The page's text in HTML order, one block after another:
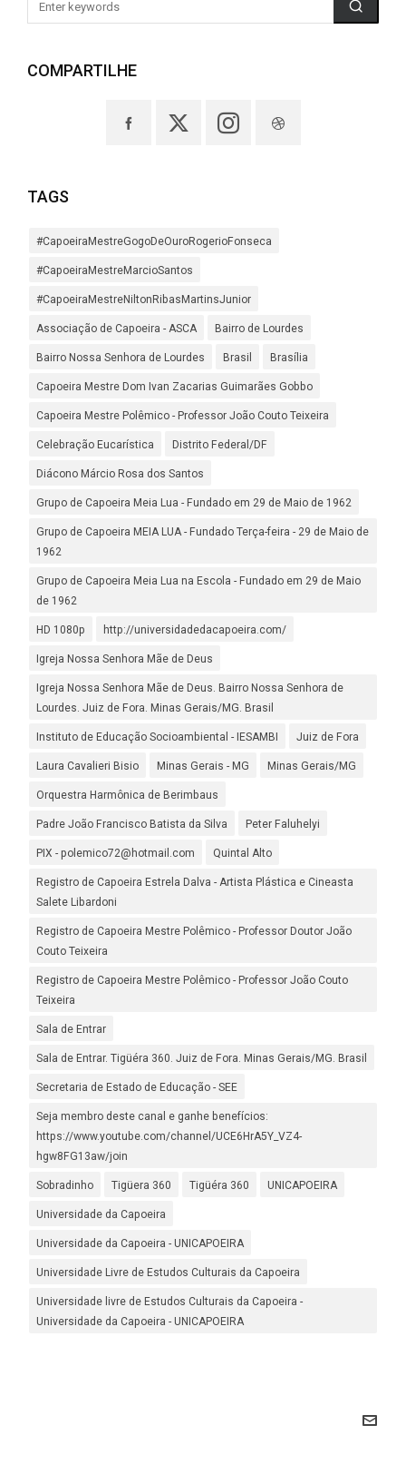
COMPARTILHE
TAGS
#CapoeiraMestreGogoDeOuroRogerioFonseca
#CapoeiraMestreMarcioSantos
#CapoeiraMestreNiltonRibasMartinsJunior
Associação de Capoeira - ASCA Bairro de Lourdes
Bairro Nossa Senhora de Lourdes Brasil Brasília
Capoeira Mestre Dom Ivan Zacarias Guimarães Gobbo
Capoeira Mestre Polêmico - Professor João Couto Teixeira
Celebração Eucarística Distrito Federal/DF
Diácono Márcio Rosa dos Santos
Grupo de Capoeira Meia Lua - Fundado em 29 de Maio de 1962
Grupo de Capoeira MEIA LUA - Fundado Terça-feira - 29 de Maio de
1962
Grupo de Capoeira Meia Lua na Escola - Fundado em 29 de Maio
de 1962
HD 1080p http://universidadedacapoeira.com/
Igreja Nossa Senhora Mãe de Deus
Igreja Nossa Senhora Mãe de Deus. Bairro Nossa Senhora de
Lourdes. Juiz de Fora. Minas Gerais/MG. Brasil
Instituto de Educação Socioambiental - IESAMBI Juiz de Fora
Laura Cavalieri Bisio Minas Gerais - MG Minas Gerais/MG
Orquestra Harmônica de Berimbaus
Padre João Francisco Batista da Silva Peter Faluhelyi
PIX - polemico72@hotmail.com Quintal Alto
Registro de Capoeira Estrela Dalva - Artista Plástica e Cineasta
Salete Libardoni
Registro de Capoeira Mestre Polêmico - Professor Doutor João
Couto Teixeira
Registro de Capoeira Mestre Polêmico - Professor João Couto
Teixeira
Sala de Entrar
Sala de Entrar. Tigüéra 360. Juiz de Fora. Minas Gerais/MG. Brasil
Secretaria de Estado de Educação - SEE
Seja membro deste canal e ganhe benefícios:
https://www.youtube.com/channel/UCE6HrA5Y_VZ4-
hgw8FG13aw/join
Sobradinho Tigüera 360 Tigüéra 360 UNICAPOEIRA
Universidade da Capoeira
Universidade da Capoeira - UNICAPOEIRA
Universidade Livre de Estudos Culturais da Capoeira
Universidade livre de Estudos Culturais da Capoeira -
Universidade da Capoeira - UNICAPOEIRA